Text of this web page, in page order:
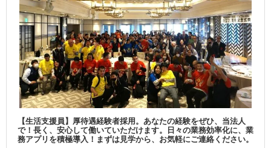
【生活支援員】厚待遇経験者採用。あなたの経験をぜひ、当法人
で！長く、安心して働いていただけます。日々の業務効率化に、業
務アプリを積極導入！まずは見学から、お気軽にご連絡ください。